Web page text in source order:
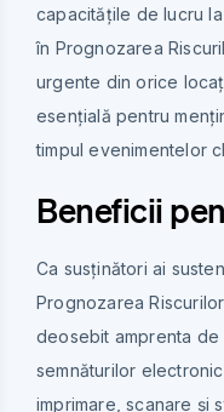
capacitățile de lucru
în Prognozarea
urgente din orice
esențială pentru
timpul evenimentelor
Beneficii
Ca susținători ai
Prognozarea
deosebit amprenta
semnăturilor
imprimare, scanare și